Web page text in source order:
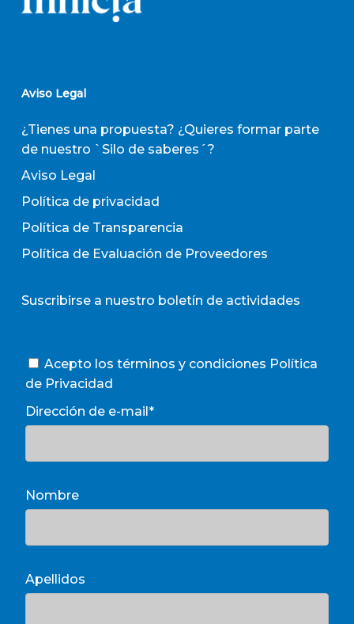
Aviso Legal
¿Tienes una propuesta? ¿Quieres formar parte
de nuestro `Silo de saberes´?
Aviso Legal
Política de privacidad
Política de Transparencia
Política de Evaluación de Proveedores
Suscribirse a nuestro boletín de actividades
Acepto los términos y condiciones Política
de Privacidad
Dirección de e-mail*
Nombre
Apellidos